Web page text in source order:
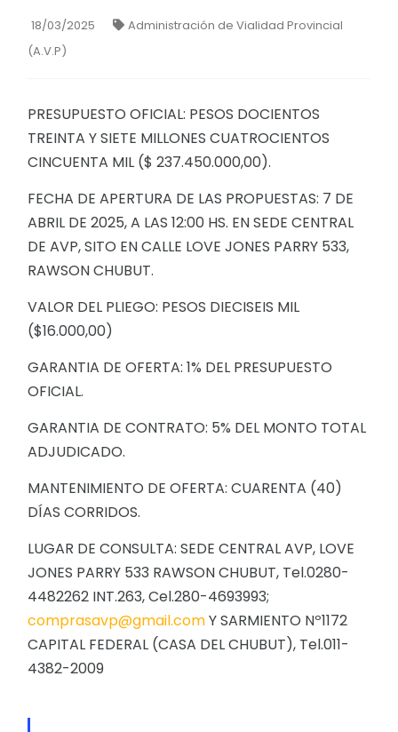
18/03/2025
Administración de Vialidad Provincial
(A.V.P)
PRESUPUESTO OFICIAL: PESOS DOCIENTOS
TREINTA Y SIETE MILLONES CUATROCIENTOS
CINCUENTA MIL ($ 237.450.000,00).
FECHA DE APERTURA DE LAS PROPUESTAS: 7 DE
ABRIL DE 2025, A LAS 12:00 HS. EN SEDE CENTRAL
DE AVP, SITO EN CALLE LOVE JONES PARRY 533,
RAWSON CHUBUT.
VALOR DEL PLIEGO: PESOS DIECISEIS MIL
($16.000,00)
GARANTIA DE OFERTA: 1% DEL PRESUPUESTO
OFICIAL.
GARANTIA DE CONTRATO: 5% DEL MONTO TOTAL
ADJUDICADO.
MANTENIMIENTO DE OFERTA: CUARENTA (40)
DÍAS CORRIDOS.
LUGAR DE CONSULTA: SEDE CENTRAL AVP, LOVE
JONES PARRY 533 RAWSON CHUBUT, Tel.0280-
4482262 INT.263, Cel.280-4693993;
comprasavp@gmail.comY SARMIENTO Nº1172
CAPITAL FEDERAL (CASA DEL CHUBUT), Tel.011-
4382-2009